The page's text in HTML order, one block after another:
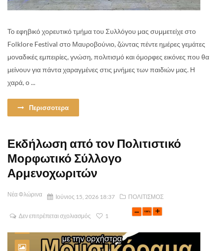
Το εφηβικό χορευτικό τμήμα του Συλλόγου μας συμμετείχε στο
Folklore Festival στο Μαυροβούνιο, ζώντας πέντε ημέρες γεμάτες
μοναδικές εμπειρίες, γνώση, πολιτισμό και όμορφες εικόνες που θα
μείνουν για πάντα χαραγμένες στις μνήμες των παιδιών μας. Η
χαρά, ο ...
Περισσοτερα
Εκδήλωση από τον Πολιτιστικό
Μορφωτικό Σύλλογο
Αρμενοχωριτών
Νέα Φλώρινα Ιούνιος 15, 2026 18:37 ΠΟΛΙΤΙΣΜΟΣ
Δεν επιτρέπεται σχολιασμός 1